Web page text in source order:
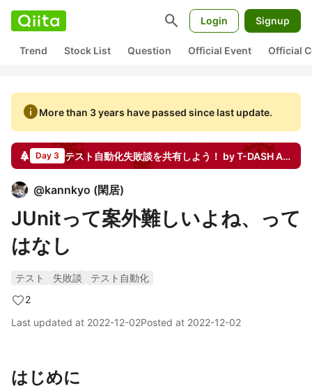
search Login Signup
Trend Stock List Question Official Event Official
infoMore than 3 years have passed since last update.
Day 3 テスト自動化失敗談を共有しよう！ by T-DASHAdvent Calendar
@kannkyo (閑居)
JUnitって案外難しいよね、って
はなし
テスト 失敗談
テスト自動化
2
Last updated at 2022-12-02Posted at 2022-12-02
はじめに